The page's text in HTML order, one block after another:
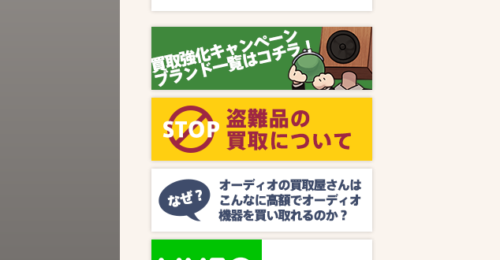
2025/08/01新着情報
【8月キャンペーン】ご紹介
いつもご愛顧いただきまして、誠にありがと
うございます。
2024/10/04新着情報
【ラジオ番組放送のお知らせ】
この度、全国コミュニティFM番組配信サー
ビス『MUSIC BIRD』様より、ラジオ番組
『オーディオの買取屋さん presents ジャズ
SPタイム』が放送されます。 かつての人気
番組が ...